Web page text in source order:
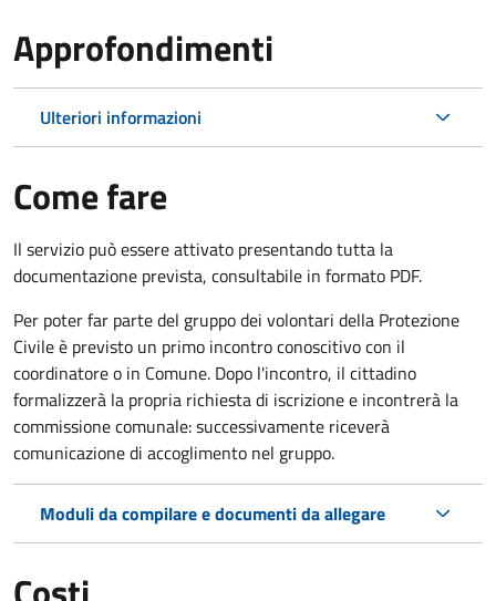
Approfondimenti
Ulteriori informazioni
Come fare
Il servizio può essere attivato presentando tutta la
documentazione prevista, consultabile in formato PDF.
Per poter far parte del gruppo dei volontari della Protezione
Civile è previsto un primo incontro conoscitivo con il
coordinatore o in Comune. Dopo l'incontro, il cittadino
formalizzerà la propria richiesta di iscrizione e incontrerà la
commissione comunale: successivamente riceverà
comunicazione di accoglimento nel gruppo.
Moduli da compilare e documenti da allegare